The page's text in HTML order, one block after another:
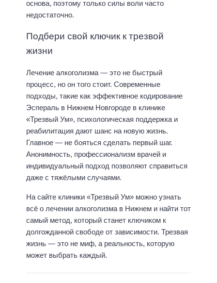
основа, поэтому только силы воли часто
недостаточно.
Подбери свой ключик к трезвой
жизни
Лечение алкоголизма — это не быстрый
процесс, но он того стоит. Современные
подходы, такие как эффективное кодирование
Эспераль в Нижнем Новгороде в клинике
«Трезвый Ум», психологическая поддержка и
реабилитация дают шанс на новую жизнь.
Главное — не бояться сделать первый шаг.
Анонимность, профессионализм врачей и
индивидуальный подход позволяют справиться
даже с тяжёлыми случаями.
На сайте клиники «Трезвый Ум» можно узнать
всё о лечении алкоголизма в Нижнем и найти тот
самый метод, который станет ключиком к
долгожданной свободе от зависимости. Трезвая
жизнь — это не миф, а реальность, которую
может выбрать каждый.